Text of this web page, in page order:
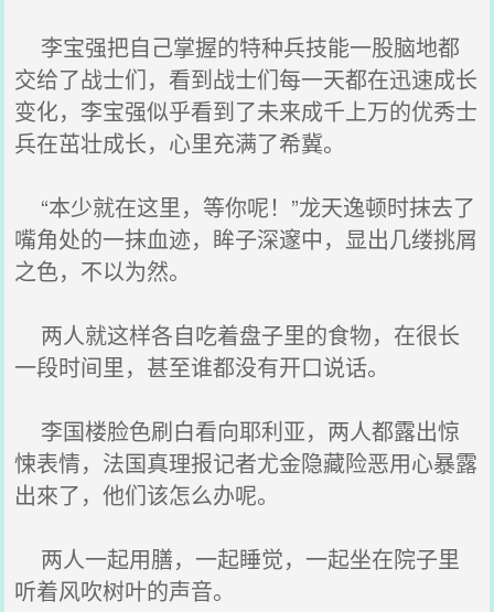
李宝强把自己掌握的特种兵技能一股脑地都
交给了战士们，看到战士们每一天都在迅速成长
变化，李宝强似乎看到了未来成千上万的优秀士
兵在茁壮成长，心里充满了希冀。
“本少就在这里，等你呢！”龙天逸顿时抹去了
嘴角处的一抹血迹，眸子深邃中，显出几缕挑屑
之色，不以为然。
两人就这样各自吃着盘子里的食物，在很长
一段时间里，甚至谁都没有开口说话。
李国楼脸色刷白看向耶利亚，两人都露出惊
悚表情，法国真理报记者尤金隐藏险恶用心暴露
出來了，他们该怎么办呢。
两人一起用膳，一起睡觉，一起坐在院子里
听着风吹树叶的声音。